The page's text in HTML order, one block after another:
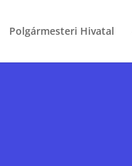
Polgármesteri Hivatal